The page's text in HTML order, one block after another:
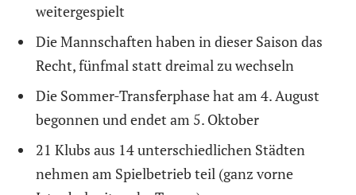
weitergespielt
Die Mannschaften haben in dieser Saison das
Recht, fünfmal statt dreimal zu wechseln
Die Sommer-Transferphase hat am 4. August
begonnen und endet am 5. Oktober
21 Klubs aus 14 unterschiedlichen Städten
nehmen am Spielbetrieb teil (ganz vorne